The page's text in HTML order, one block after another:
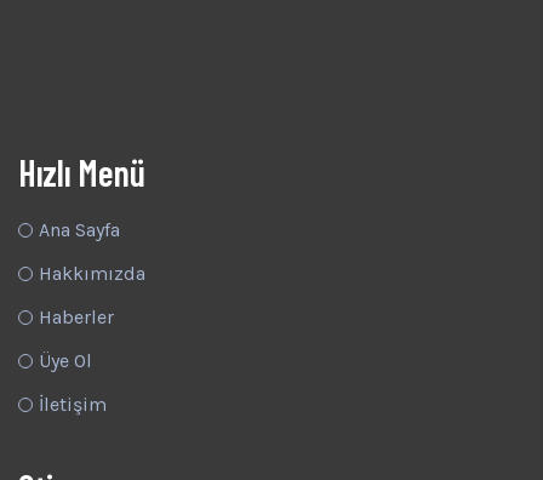
Hızlı Menü
Ana Sayfa
Hakkımızda
Haberler
Üye Ol
İletişim